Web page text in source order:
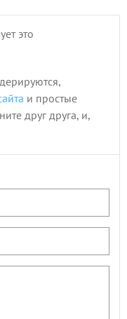
это
и простые
друг друга, и,